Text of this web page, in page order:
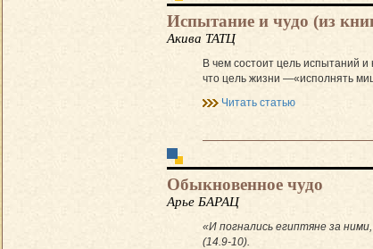
Испытание и чудо (из
Акива ТАТЦ
В чем состоит цель испытаний
что цель жизни —«исполнять
Читать статью
Обыкновенное чудо
Арье БАРАЦ
«И погнались египтяне за
(14.9-10).